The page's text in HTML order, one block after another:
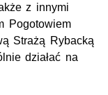
z innymi
Pogotowiem
Strażą Rybacką
działać na